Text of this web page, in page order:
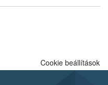
Cookie beállítások